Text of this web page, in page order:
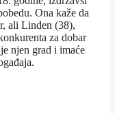
Ona kaže da
ali Linden (38),
za dobar
njen grad i imaće